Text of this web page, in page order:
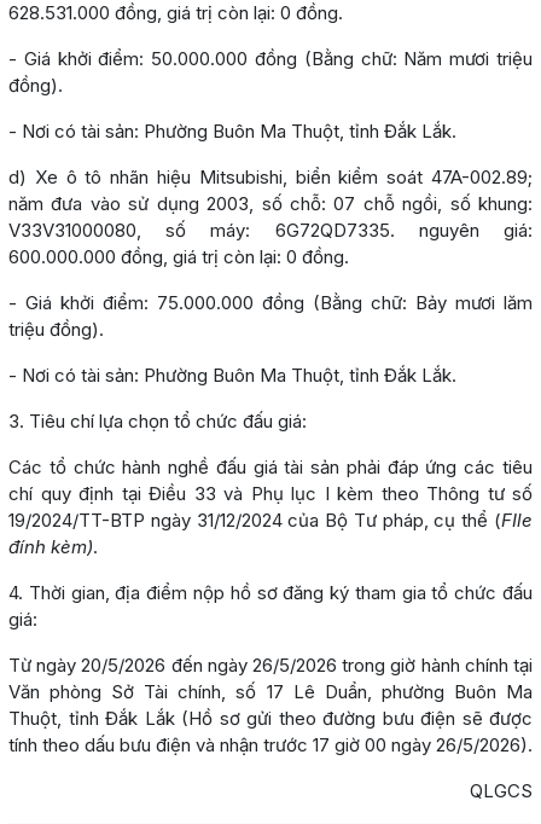
628.531.000 đồng, giá trị còn lại: 0 đồng.
- Giá khởi điểm: 50.000.000 đồng (Bằng chữ: Năm mươi triệu
đồng).
- Nơi có tài sản: Phường Buôn Ma Thuột, tỉnh Đắk Lắk.
d) Xe ô tô nhãn hiệu Mitsubishi, biển kiểm soát 47A-002.89;
năm đưa vào sử dụng 2003, số chỗ: 07 chỗ ngồi, số khung:
V33V31000080, số máy: 6G72QD7335. nguyên giá:
600.000.000 đồng, giá trị còn lại: 0 đồng.
- Giá khởi điểm: 75.000.000 đồng (Bằng chữ: Bảy mươi lăm
triệu đồng).
- Nơi có tài sản: Phường Buôn Ma Thuột, tỉnh Đắk Lắk.
3. Tiêu chí lựa chọn tổ chức đấu giá:
Các tổ chức hành nghề đấu giá tài sản phải đáp ứng các tiêu
chí quy định tại Điều 33 và Phụ lục I kèm theo Thông tư số
19/2024/TT-BTP ngày 31/12/2024 của Bộ Tư pháp, cụ thể (FIle
đính kèm).
4. Thời gian, địa điểm nộp hồ sơ đăng ký tham gia tổ chức đấu
giá:
Từ ngày 20/5/2026 đến ngày 26/5/2026 trong giờ hành chính tại
Văn phòng Sở Tài chính, số 17 Lê Duẩn, phường Buôn Ma
Thuột, tỉnh Đắk Lắk (Hồ sơ gửi theo đường bưu điện sẽ được
tính theo dấu bưu điện và nhận trước 17 giờ 00 ngày 26/5/2026).
QLGCS